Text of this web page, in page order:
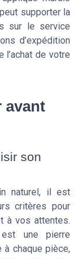
supporter la
sur le service
d’expédition
de votre
avant
son
naturel, il est
critères pour
à vos attentes.
une pierre
à chaque pièce,